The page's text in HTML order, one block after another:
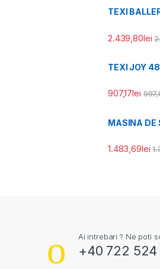
TEXI
2.439,80lei
TEXI JOY 48
907,17lei
MASINA DE
1.483,69lei
Ai intrebari ? Ne poti
+40 722 524